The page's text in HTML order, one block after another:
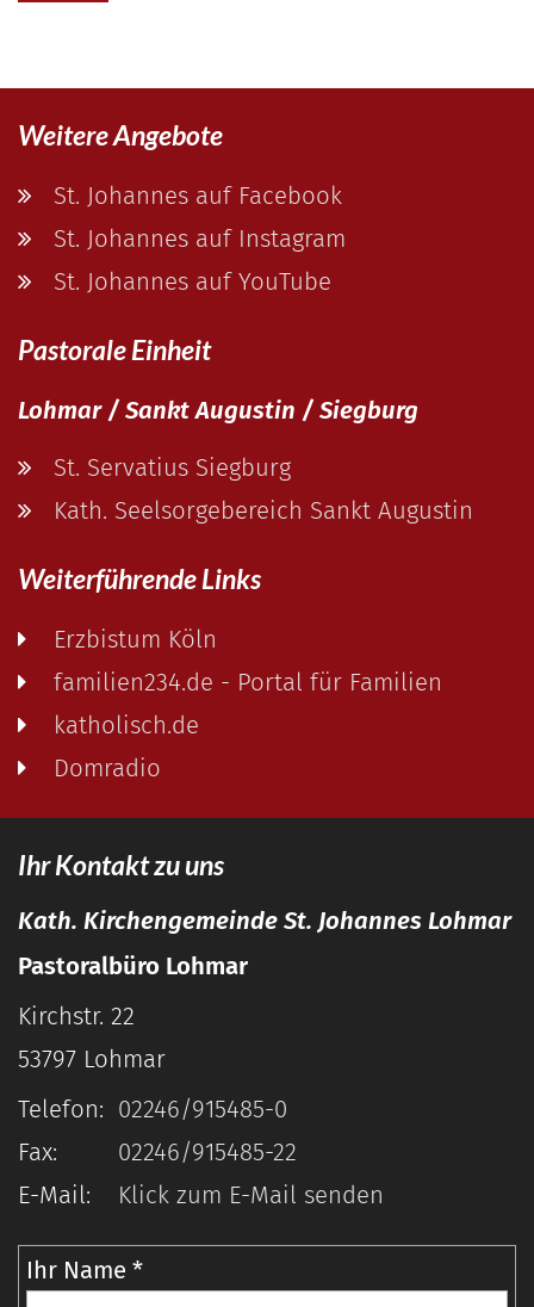
Weitere Angebote
St. Johannes auf Facebook
St. Johannes auf Instagram
St. Johannes auf YouTube
Pastorale Einheit
Lohmar / Sankt Augustin / Siegburg
St. Servatius Siegburg
Kath. Seelsorgebereich Sankt Augustin
Weiterführende Links
Erzbistum Köln
familien234.de - Portal für Familien
katholisch.de
Domradio
Ihr Kontakt zu uns
Kath. Kirchengemeinde St. Johannes Lohmar
Pastoralbüro Lohmar
Kirchstr. 22
53797 Lohmar
Telefon: 02246/915485-0
Fax:
02246/915485-22
E-Mail:
Klick zum E-Mail senden
Ihr Name *